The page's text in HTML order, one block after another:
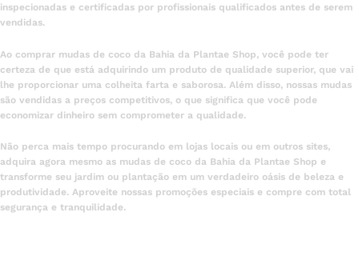
inspecionadas e certificadas por profissionais qualificados antes de serem
vendidas.
Ao comprar mudas de coco da Bahia da Plantae Shop, você pode ter
certeza de que está adquirindo um produto de qualidade superior, que vai
lhe proporcionar uma colheita farta e saborosa. Além disso, nossas mudas
são vendidas a preços competitivos, o que significa que você pode
economizar dinheiro sem comprometer a qualidade.
Não perca mais tempo procurando em lojas locais ou em outros sites,
adquira agora mesmo as mudas de coco da Bahia da Plantae Shop e
transforme seu jardim ou plantação em um verdadeiro oásis de beleza e
produtividade. Aproveite nossas promoções especiais e compre com total
segurança e tranquilidade.